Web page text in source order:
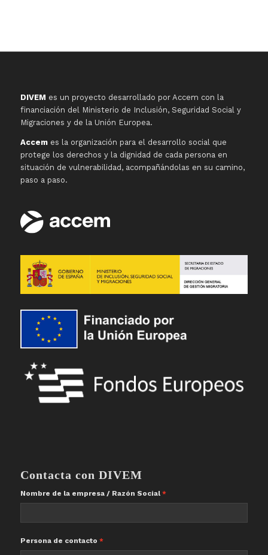
DIVEM es un proyecto desarrollado por Accem con la
financiación del Ministerio de Inclusión, Seguridad Social y
Migraciones y de la Unión Europea.
Accemes la organización para el desarrollo social que
protege los derechos y la dignidad de cada persona en
situación de vulnerabilidad, acompañándolas en su camino,
paso a paso.
Contacta con DIVEM
Nombre de la empresa / Razón Social
Persona de contacto